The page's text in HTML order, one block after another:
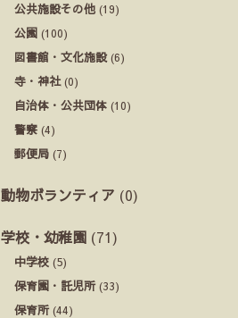
公共施設その他 (19)
公園 (100)
図書館・文化施設(6)
寺・神社(0)
自治体・公共団体 (10)
警察 (4)
郵便局 (7)
動物ボランティア (0)
学校・幼稚園 (71)
中学校 (5)
保育園・託児所(33)
保育所(44)